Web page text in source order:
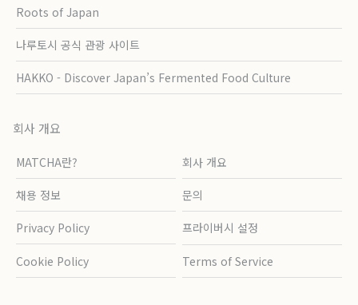
Roots of Japan
나루토시 공식 관광 사이트
HAKKO - Discover Japan’s Fermented Food Culture
회사 개요
MATCHA란? 회사 개요
채용 정보 문의
Privacy Policy 프라이버시 설정
Cookie Policy Terms of Service